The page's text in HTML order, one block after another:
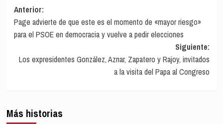
Navegación
de
entradas
Anterior:
Page advierte de que este es el momento de «mayor riesgo»
para el PSOE en democracia y vuelve a pedir elecciones
Siguiente:
Los expresidentes González, Aznar, Zapatero y Rajoy, invitados
a la visita del Papa al Congreso
Más historias